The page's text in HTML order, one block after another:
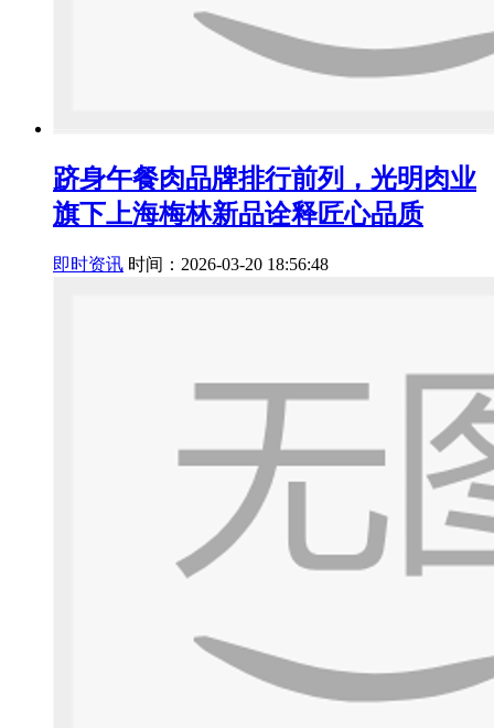
跻身午餐肉品牌排行前列，光明肉业
旗下上海梅林新品诠释匠心品质
即时资讯 时间：2026-03-20 18:56:48